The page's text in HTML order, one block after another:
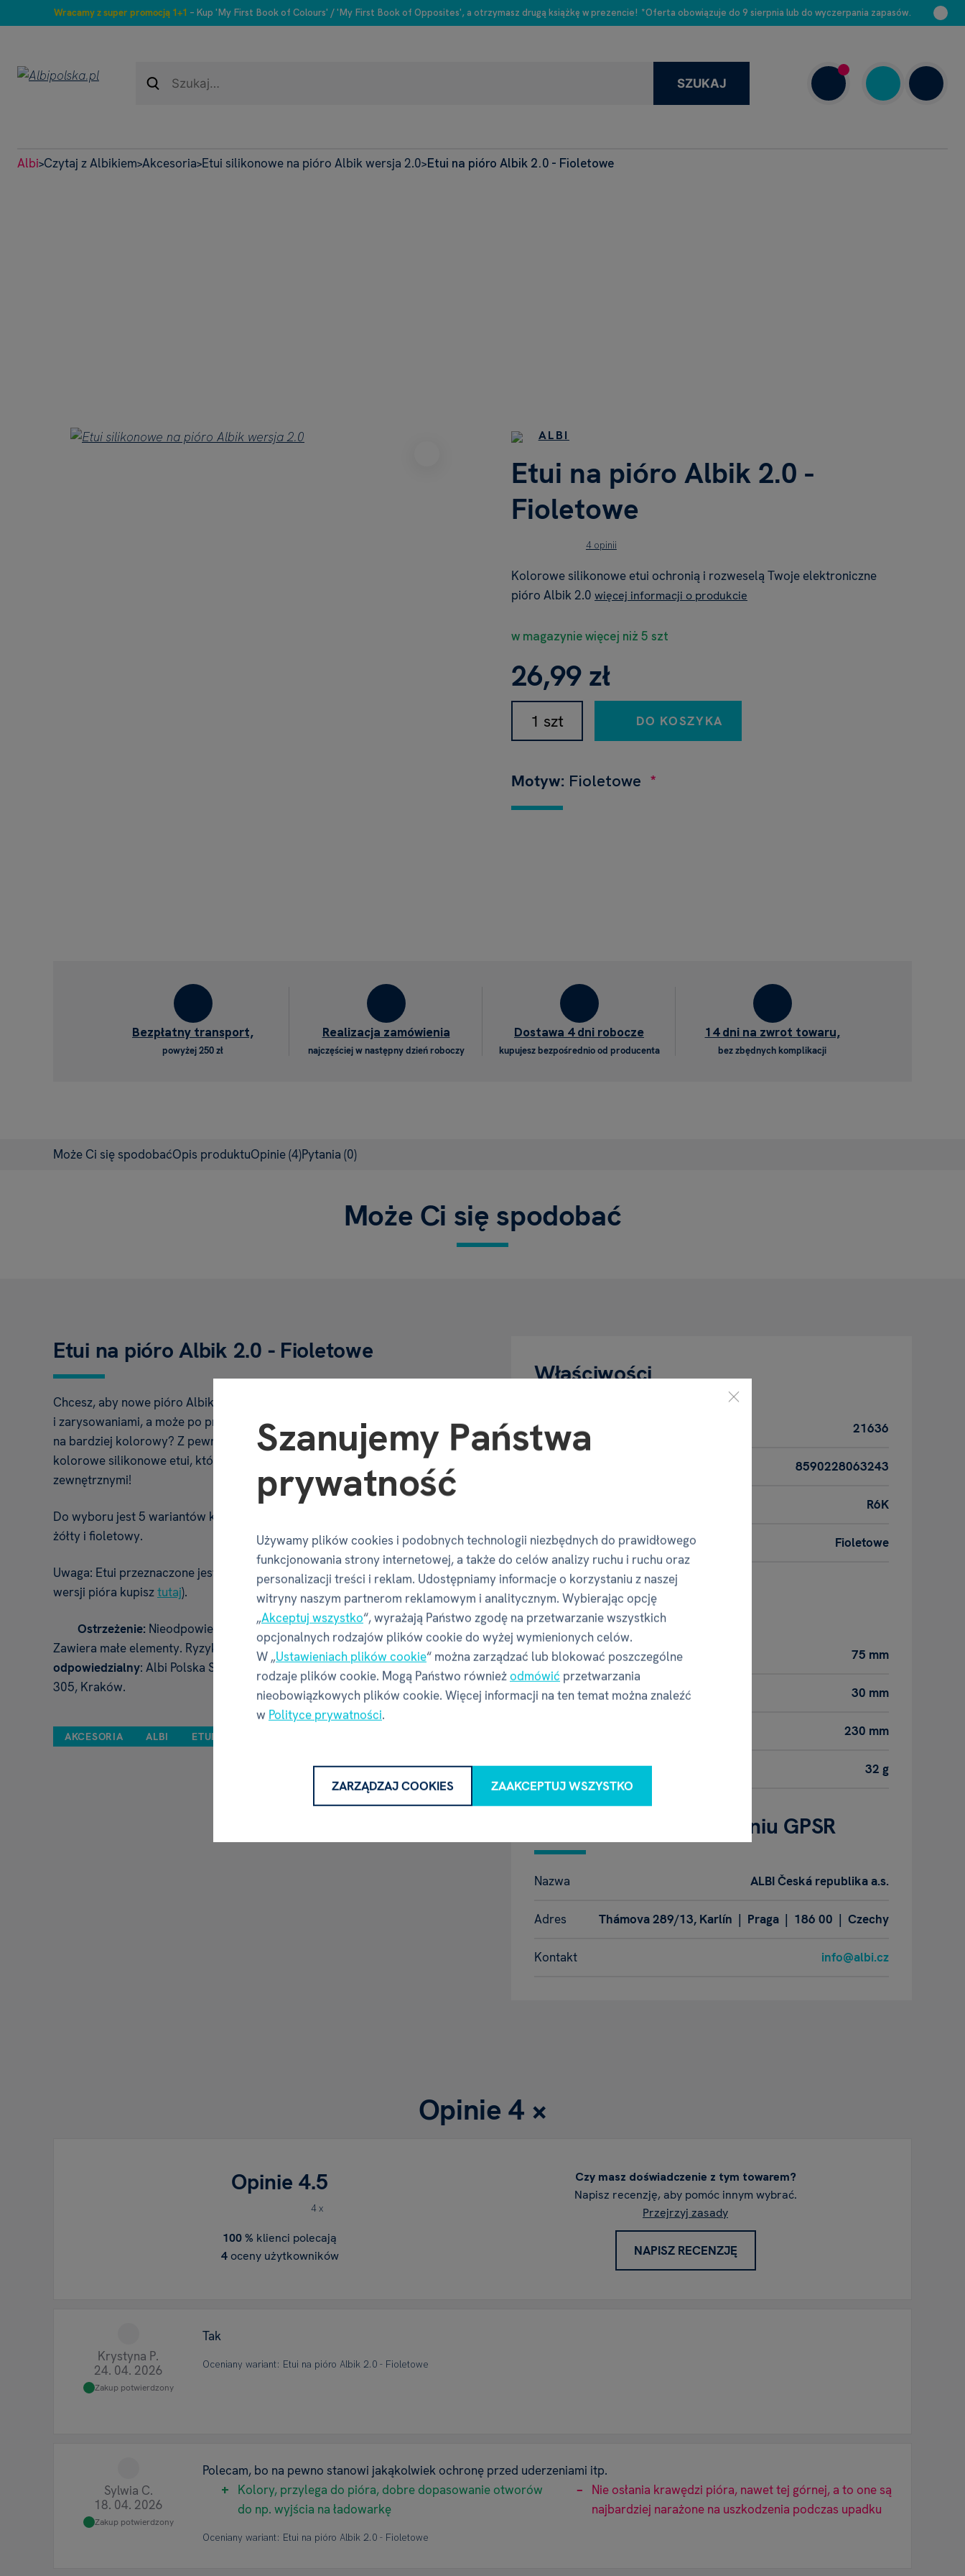
Wracamy z super promocją 1+1 – Kup 'My First Book of Colours' / 'My First Book of Opposites', a otrzymasz drugą książkę w prezencie! *Oferta obowiązuje do 9 sierpnia lub do wyczerpania zapasów.
SZUKAJ
Albi>Czytaj z Albikiem>Akcesoria>Etui silikonowe na pióro Albik wersja 2.0>Etui na pióro Albik 2.0 - Fioletowe
ALBI
Etui na pióro Albik 2.0 -
Fioletowe
4 opinii
Kolorowe silikonowe etui ochronią i rozweselą Twoje elektroniczne
pióro Albik 2.0 więcej informacji o produkcie
w magazynie więcej niż 5 szt
26,99 zł
DO KOSZYKA
Motyw: Fioletowe
Bezpłatny transport,
powyżej 250 zł
Realizacja zamówienia
najczęściej w następny dzień roboczy
Dostawa 4 dni robocze
kupujesz bezpośrednio od producenta
14 dni na zwrot towaru,
bez zbędnych komplikacji
Może Ci się spodobaćOpis produktuOpinie(4)Pytania (0)
Może Ci się spodobać
Etui na pióro Albik 2.0 - Fioletowe
Chcesz, aby nowe pióro Albik 2.0 był zabezpieczony przed upadkami
i zarysowaniami, a może po prostu chcesz zmienic jego wygląd
na bardziej kolorowy? Z pewnością zadowoli Cię
kolorowe silikonowe etui, która zabezpieczy pióro przed uszkodzeniami
zewnętrznymi!
Do wyboru jest 5 wariantów kolorystycznych: niebieski, różowy, zielony,
żółty i fioletowy.
Uwaga: Etui przeznaczone jest do nowego pióra Albik 2.0 (etui do starszej
wersji pióra kupisztutaj).
Ostrzeżenie: Nieodpowienie dla dzieci w wieku poniżej 3 lat.
Zawiera małe elementy. Ryzyko udławienia.Podmiot
odpowiedzialny: Albi Polska Sp. z o.o., ul. Radzikowskiego 3, 31-
305, Kraków.
AKCESORIA ALBI ETUI SILIKONOWE NA PIÓRO ALBIK WERSJA 2.0
Właściwości
Kod produktu 21636
8590228063243
R6K
Motyw Fioletowe
Wymiary produktu
Szerokość 75 mm
Głębokość 30 mm
230 mm
Waga 32 g
Producent - w rozumieniu GPSR
Nazwa ALBI Česká republika a.s.
Adres Thámova 289/13, Karlín | Praga | 186 00 | Czechy
Kontakt info@albi.cz
Opinie4 ×
Opinie 4.5
4 x
100 % klienci polecają
4oceny użytkowników
Czy masz doświadczenie z tym towarem?
Napisz recenzję, aby pomóc innym wybrać.
Przejrzyj zasady
NAPISZ RECENZJĘ
Krystyna P.
24. 04. 2026
Zakup potwierdzony
Tak
Oceniany wariant: Etui na pióro Albik 2.0 - Fioletowe
Sylwia C.
18. 04. 2026
Zakup potwierdzony
Polecam, bo na pewno stanowi jakąkolwiek ochronę przed uderzeniami itp.
Kolory, przylega do pióra, dobre dopasowanie otworów
do np. wyjścia na ładowarkę
Nie osłania krawędzi pióra, nawet tej górnej, a to one są
najbardziej narażone na uszkodzenia podczas upadku
Oceniany wariant: Etui na pióro Albik 2.0 - Fioletowe
Szanujemy Państwa
prywatność
Używamy plików cookies i podobnych technologii niezbędnych do prawidłowego
funkcjonowania strony internetowej, a także do celów analizy ruchu i ruchu oraz
personalizacji treści i reklam. Udostępniamy informacje o korzystaniu z naszej
witryny naszym partnerom reklamowym i analitycznym. Wybierając opcję
„Akceptuj wszystko“, wyrażają Państwo zgodę na przetwarzanie wszystkich
opcjonalnych rodzajów plików cookie do wyżej wymienionych celów.
W „Ustawieniach plików cookie“ można zarządzać lub blokować poszczególne
rodzaje plików cookie. Mogą Państwo równieżodmówić przetwarzania
nieobowiązkowych plików cookie. Więcej informacji na ten temat można znaleźć
w Polityce prywatności.
ZARZĄDZAJ COOKIES ZAAKCEPTUJ WSZYSTKO